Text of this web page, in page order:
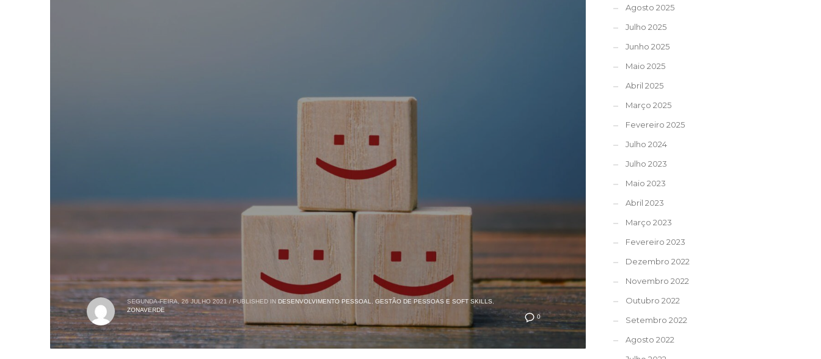
0
SEGUNDA-FEIRA, 26 JULHO 2021 / PUBLISHED IN DESENVOLVIMENTO PESSOAL,GESTÃO DE PESSOAS E SOFT SKILLS,
ZONAVERDE
Agosto 2025
Julho 2025
Junho 2025
Maio 2025
Abril 2025
Março 2025
Fevereiro 2025
Julho 2024
Julho 2023
Maio 2023
Abril 2023
Março 2023
Fevereiro 2023
Dezembro 2022
Novembro 2022
Outubro 2022
Setembro 2022
Agosto 2022